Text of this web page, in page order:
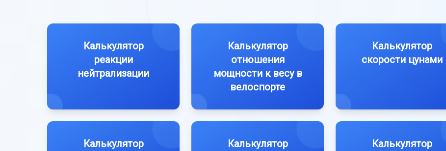
Калькулятор
реакции
нейтрализации
Калькулятор
отношения
мощности к весу в
велоспорте
Калькулятор
скорости цунами
Калькулятор
Калькулятор
Калькулятор